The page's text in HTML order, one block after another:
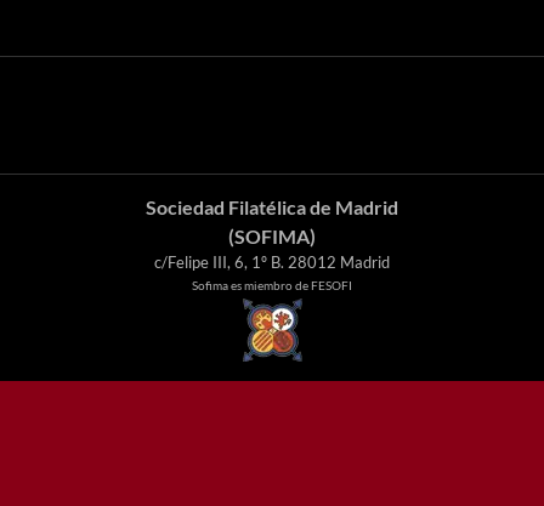
Sociedad Filatélica de Madrid
(SOFIMA)
c/Felipe III, 6, 1º B. 28012 Madrid
Sofima es miembro de FESOFI